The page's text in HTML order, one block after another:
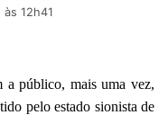
12h41
a público, mais uma vez,
pelo estado sionista de